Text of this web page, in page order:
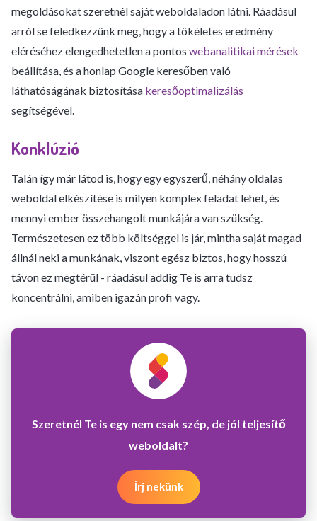
megoldásokat szeretnél saját weboldaladon látni. Ráadásul
arról se feledkezzünk meg, hogy a tökéletes eredmény
eléréséhez elengedhetetlen a pontos webanalitikai mérések
beállítása, és a honlap Google keresőben való
láthatóságának biztosítása keresőoptimalizálás
segítségével.
Konklúzió
Talán így már látod is, hogy egy egyszerű, néhány oldalas
weboldal elkészítése is milyen komplex feladat lehet, és
mennyi ember összehangolt munkájára van szükség.
Természetesen ez több költséggel is jár, mintha saját magad
állnál neki a munkának, viszont egész biztos, hogy hosszú
távon ez megtérül - ráadásul addig Te is arra tudsz
koncentrálni, amiben igazán profi vagy.
Szeretnél Te is egy nem csak szép, de jól teljesítő
weboldalt?
Írj nekünk